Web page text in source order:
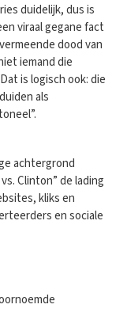
duidelijk, dus is
viraal gegane fact
dood van
iemand die
is logisch ook: die
als
achtergrond
Clinton” de lading
kliks en
en sociale